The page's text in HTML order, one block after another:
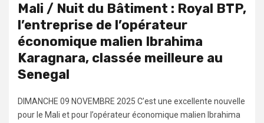
Mali / Nuit du Bâtiment : Royal BTP,
l’entreprise de l’opérateur
économique malien Ibrahima
Karagnara, classée meilleure au
Senegal
DIMANCHE 09 NOVEMBRE 2025 C’est une excellente nouvelle
pour le Mali et pour l’opérateur économique malien Ibrahima